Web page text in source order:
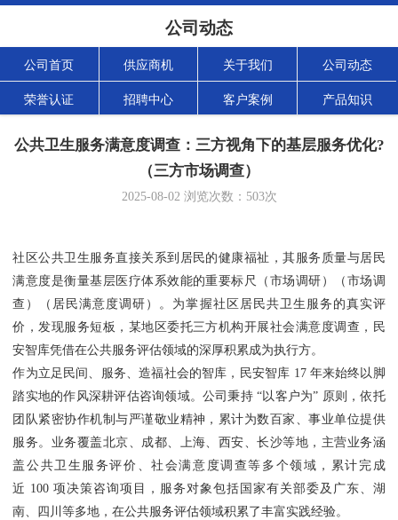
公司动态
公司首页 供应商机 关于我们 公司动态
荣誉认证 招聘中心 客户案例 产品知识
公共卫生服务满意度调查：三方视角下的基层服务优化?
（三方市场调查）
2025-08-02浏览次数： 503次
社区公共卫生服务直接关系到居民的健康福祉，其服务质量与居民
满意度是衡量基层医疗体系效能的重要标尺（市场调研）（市场调
查）（居民满意度调研）。为掌握社区居民共卫生服务的真实评
价，发现服务短板，某地区委托三方机构开展社会满意度调查，民
安智库凭借在公共服务评估领域的深厚积累成为执行方。
作为立足民间、服务、造福社会的智库，民安智库 17 年来始终以脚
踏实地的作风深耕评估咨询领域。公司秉持 “以客户为” 原则，依托
团队紧密协作机制与严谨敬业精神，累计为数百家、事业单位提供
服务。业务覆盖北京、成都、上海、西安、长沙等地，主营业务涵
盖公共卫生服务评价、社会满意度调查等多个领域，累计完成
近 100 项决策咨询项目，服务对象包括国家有关部委及广东、湖
南、四川等多地，在公共服务评估领域积累了丰富实践经验。